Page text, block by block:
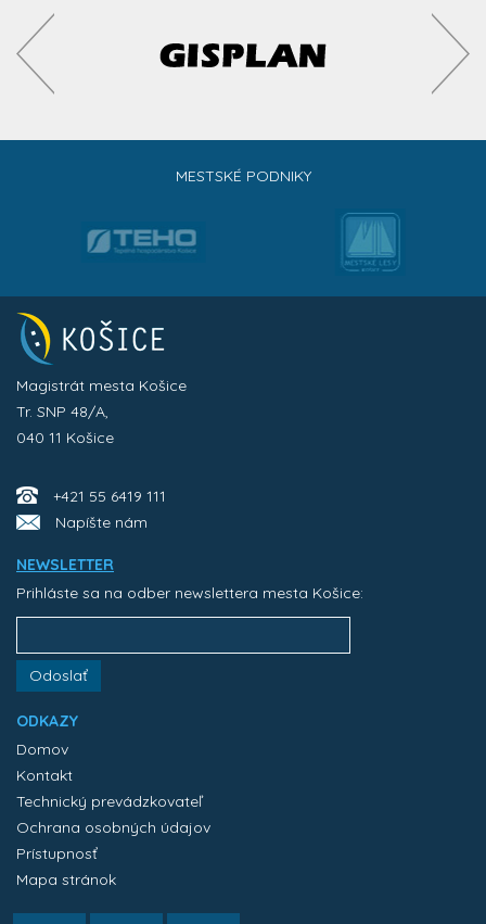
MESTSKÉ PODNIKY
Magistrát mesta Košice
Tr. SNP 48/A,
040 11 Košice
+421 55 6419 111
Napíšte nám
NEWSLETTER
Prihláste sa na odber newslettera mesta Košice:
Odoslať
ODKAZY
Domov
Kontakt
Technický prevádzkovateľ
Ochrana osobných údajov
Prístupnosť
Mapa stránok